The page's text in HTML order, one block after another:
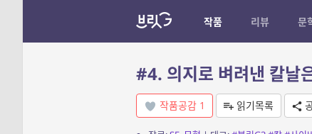
작품 리뷰 문
#4. 의지로 벼려낸 칼날
작품공감 1 읽기목록